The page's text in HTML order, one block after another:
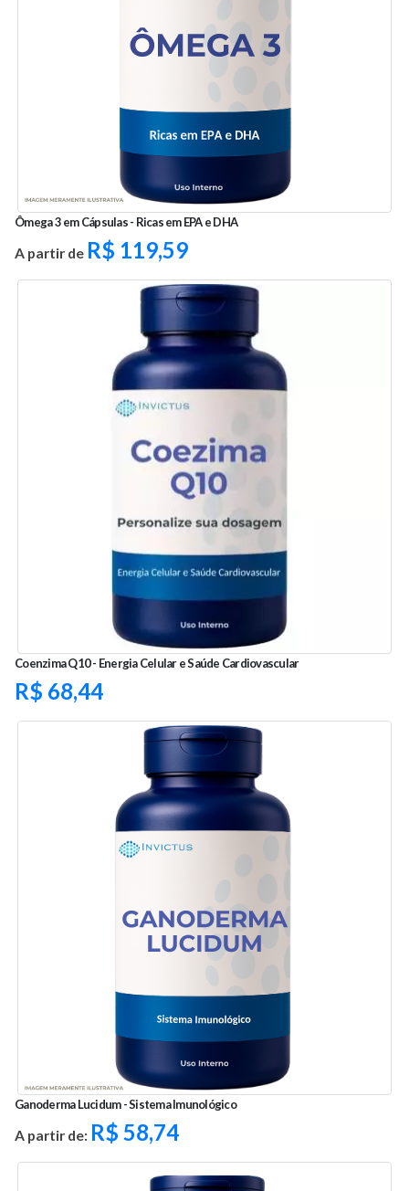
Ômega 3 em Cápsulas - Ricas em EPA e DHA
A partir de R$ 119,59
Coenzima Q10 - Energia Celular e Saúde Cardiovascular
R$ 68,44
Ganoderma Lucidum - Sistema Imunológico
A partir de: R$ 58,74